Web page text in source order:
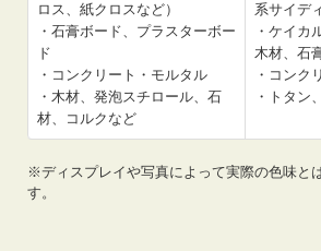
ロス、紙クロスなど）
・石膏ボード、プラスターボー
ド
・コンクリート・モルタル
・木材、発泡スチロール、石
材、コルクなど
系サイデ
・ケイカ
木材、石
・コンク
・トタン
※ディスプレイや写真によって実際の色味と
す。